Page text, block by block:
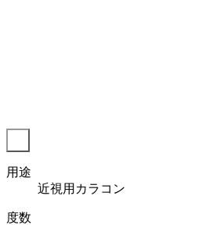
用途
近視用カラコン
度数